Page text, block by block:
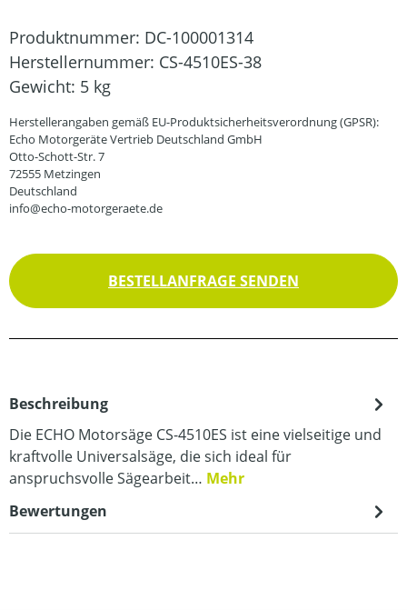
Produktnummer: DC-100001314
Herstellernummer: CS-4510ES-38
Gewicht: 5 kg
Herstellerangaben gemäß EU-Produktsicherheitsverordnung (GPSR):
Echo Motorgeräte Vertrieb Deutschland GmbH
Otto-Schott-Str. 7
72555 Metzingen
Deutschland
info@echo-motorgeraete.de
BESTELLANFRAGE SENDEN
Beschreibung
Die ECHO Motorsäge CS-4510ES ist eine vielseitige und
kraftvolle Universalsäge, die sich ideal für
anspruchsvolle Sägearbeit… Mehr
Bewertungen